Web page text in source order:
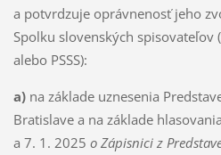
a potvrdzuje oprávnenosť jeho
Spolku slovenských spisovateľov
alebo PSSS):
a)na základe uznesenia
Bratislave a na základe
a 7. 1. 2025 o Zápisnici z